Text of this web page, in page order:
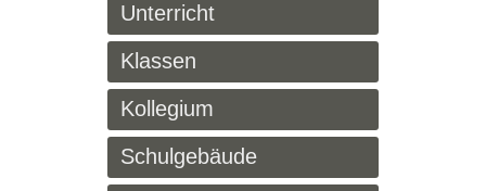
Unterricht
Klassen
Kollegium
Schulgebäude